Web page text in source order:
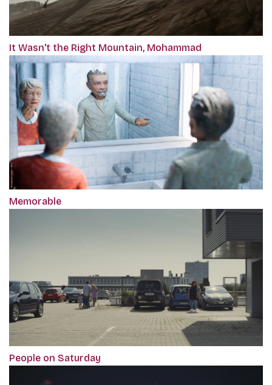
It Wasn't the Right Mountain, Mohammad
Memorable
‎People on Saturday